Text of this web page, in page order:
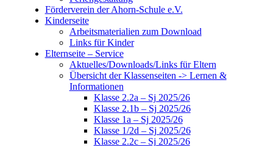
Förderverein der Ahorn-Schule e.V.
Kinderseite
Arbeitsmaterialien zum Download
Links für Kinder
Elternseite – Service
Aktuelles/Downloads/Links für Eltern
Übersicht der Klassenseiten -> Lernen &
Informationen
Klasse 2.2a – Sj 2025/26
Klasse 2.1b – Sj 2025/26
Klasse 1a – Sj 2025/26
Klasse 1/2d – Sj 2025/26
Klasse 2.2c – Sj 2025/26